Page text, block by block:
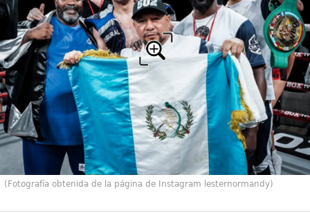
(Fotografía obtenida de la página de Instagram lesternormandy)